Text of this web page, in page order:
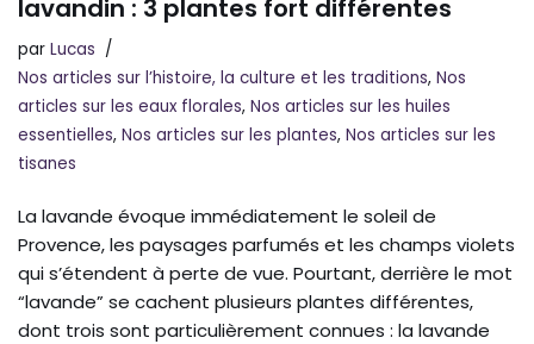
lavandin : 3 plantes fort différentes
par Lucas
Nos articles sur l’histoire, la culture et les traditions, Nos
articles sur les eaux florales, Nos articles sur les huiles
essentielles, Nos articles sur les plantes, Nos articles sur les
tisanes
La lavande évoque immédiatement le soleil de
Provence, les paysages parfumés et les champs violets
qui s’étendent à perte de vue. Pourtant, derrière le mot
“lavande” se cachent plusieurs plantes différentes,
dont trois sont particulièrement connues : la lavande